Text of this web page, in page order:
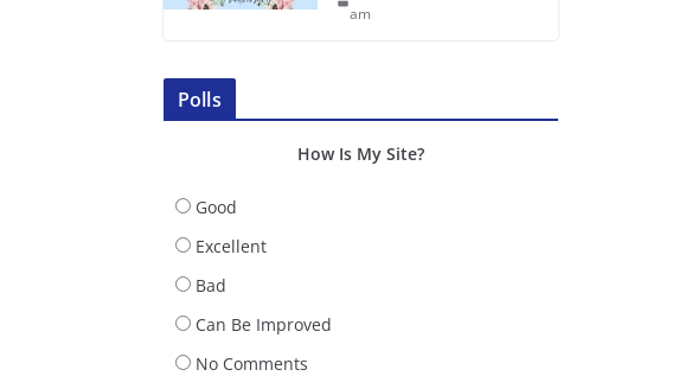
am
Polls
How Is My Site?
Good
Excellent
Bad
Can Be Improved
No Comments